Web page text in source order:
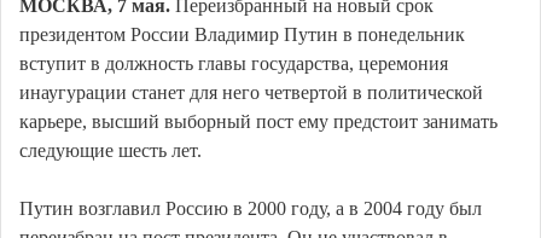
МОСКВА, 7 мая. Переизбранный на новый срок
президентом России Владимир Путин в понедельник
вступит в должность главы государства, церемония
инаугурации станет для него четвертой в политической
карьере, высший выборный пост ему предстоит занимать
следующие шесть лет.
Путин возглавил Россию в 2000 году, а в 2004 году был